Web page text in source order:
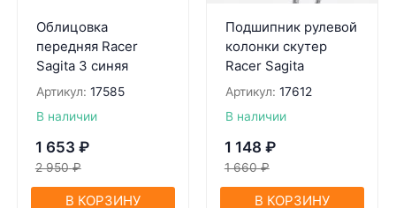
Облицовка
передняя Racer
Sagita 3 синяя
Артикул: 17585
В наличии
1 653 ₽
2 950 ₽
В КОРЗИНУ
Подшипник рулевой
колонки скутер
Racer Sagita
Артикул: 17612
В наличии
1 148 ₽
1 660 ₽
В КОРЗИНУ